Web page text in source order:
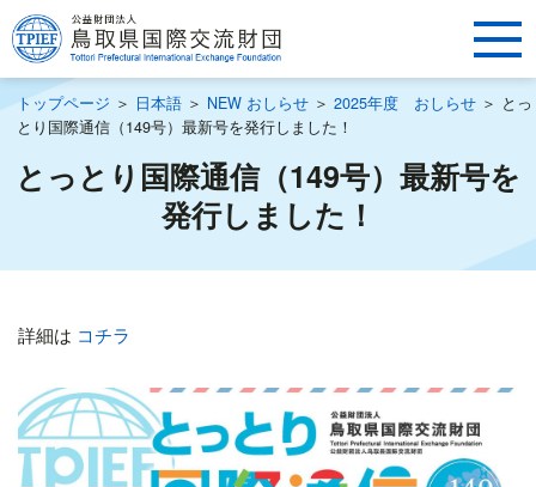
トップページ ＞ 日本語＞ NEW おしらせ＞ 2025年度 おしらせ＞ とっ
とり国際通信（149号）最新号を発行しました！
とっとり国際通信（149号）最新号を
発行しました！
詳細は コチラ